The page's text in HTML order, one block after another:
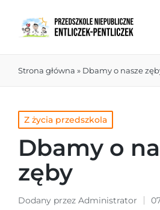
Strona główna » Dbamy o nasze
Z życia przedszkola
Dbamy o
zęby
Dodany przez Administrator